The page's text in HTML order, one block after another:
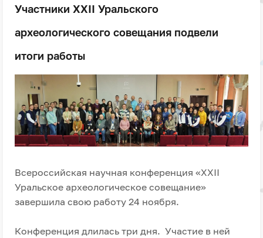
Участники XXII Уральского
археологического совещания подвели
итоги работы
Всероссийская научная конференция «XXII
Уральское археологическое совещание»
завершила свою работу 24 ноября.
Конференция длилась три дня. Участие в ней